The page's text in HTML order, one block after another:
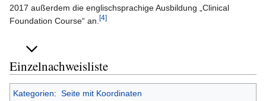
2017 außerdem die englischsprachige Ausbildung „Clinical
Foundation Course“ an. [4]
Einzelnachweisliste
Kategorien: Seite mit Koordinaten